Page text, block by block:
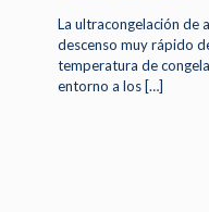
La ultracongelación de
descenso muy rápido
temperatura de
entorno a los […]